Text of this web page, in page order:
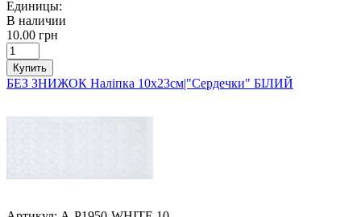
Единицы:
В наличии
10.00 грн
Купить
БЕЗ ЗНИЖОК Наліпка 10х23см|"Сердечки" БІЛИЙ